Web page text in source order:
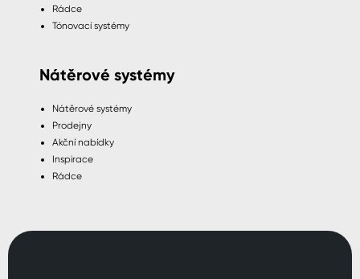
Rádce
Tónovací systémy
Nátěrové systémy
Nátěrové systémy
Prodejny
Akční nabídky
Inspirace
Rádce